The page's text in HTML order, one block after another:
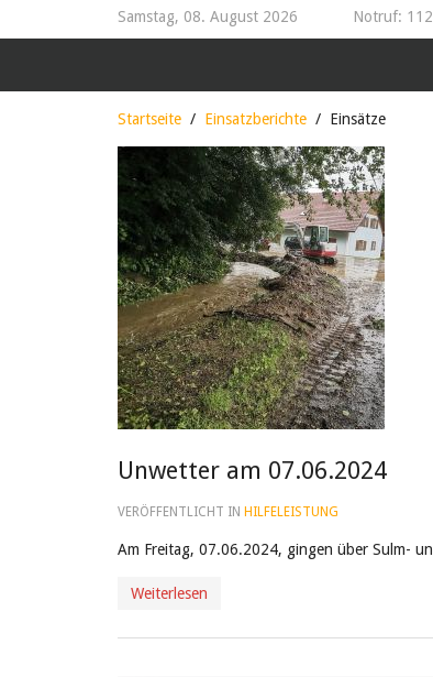
Samstag, 08. August 2026 Notruf: 112
Startseite Einsatzberichte Einsätze
Unwetter am 07.06.2024
VERÖFFENTLICHT IN HILFELEISTUNG
Am Freitag, 07.06.2024, gingen über Sulm-
Weiterlesen